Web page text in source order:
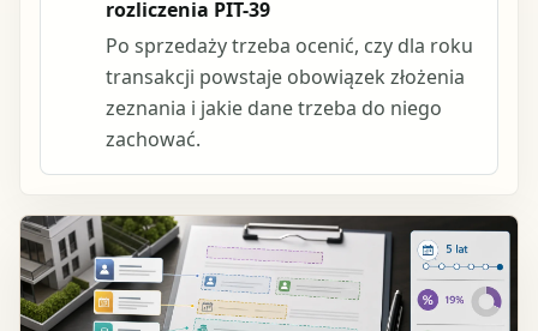
rozliczenia PIT-39
Po sprzedaży trzeba ocenić, czy dla roku
transakcji powstaje obowiązek złożenia
zeznania i jakie dane trzeba do niego
zachować.